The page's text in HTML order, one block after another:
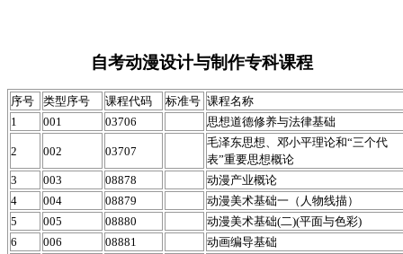
自考动漫设计与制作专科课程
序号 类型序号 课程代码 标准号 课程名称
1
001 03706 思想道德修养与法律基础
2 002 03707
毛泽东思想、邓小平理论和“三个代
表”重要思想概论
3
003 08878
动漫产业概论
4
004 08879
动漫美术基础一（人物线描）
5
005 08880
动漫美术基础(二)(平面与色彩)
6
006 08881
动画编导基础